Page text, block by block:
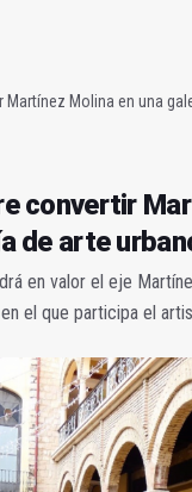
Martínez Molina en una
convertir
de arte
en valor el eje
el que participa el